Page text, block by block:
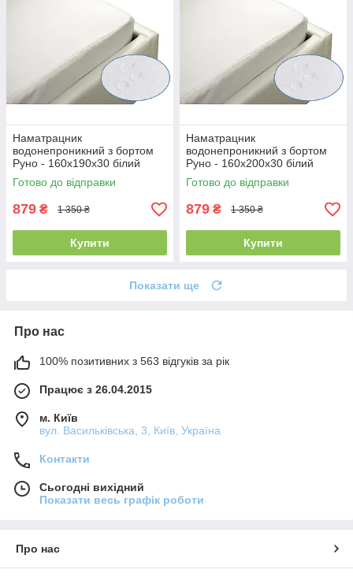
Наматрацник
водонепроникний з бортом
Руно - 160x190x30 білий
(21388)
Готово до відправки
879 ₴ 1 350 ₴
Купити
Наматрацник
водонепроникний з бортом
Руно - 160x200x30 білий
(21383)
Готово до відправки
879 ₴ 1 350 ₴
Купити
Показати ще
Про нас
100% позитивних з 563 відгуків за рік
Працює з 26.04.2015
м. Київ
вул. Васильківська, 3, Київ, Україна
Контакти
Сьогодні вихідний
Показати весь графік роботи
Про нас